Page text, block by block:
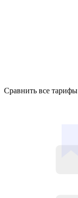
Сравнить все тарифы